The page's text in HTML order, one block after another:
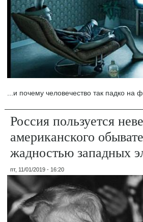
...и почему человечество так падко на
Россия пользуется
американского
жадностью западных
пт, 11/01/2019 - 16:20